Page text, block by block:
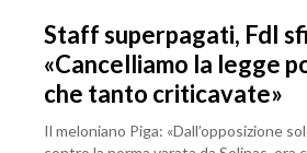
Staff superpagati, FdI
«Cancelliamo la legge
che tanto criticavate»
Il meloniano Piga: «Dall’opposizione